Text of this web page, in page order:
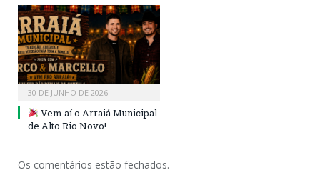
30 DE JUNHO DE 2026
Vem aí o Arraiá Municipal
de Alto Rio Novo!
Os comentários estão fechados.